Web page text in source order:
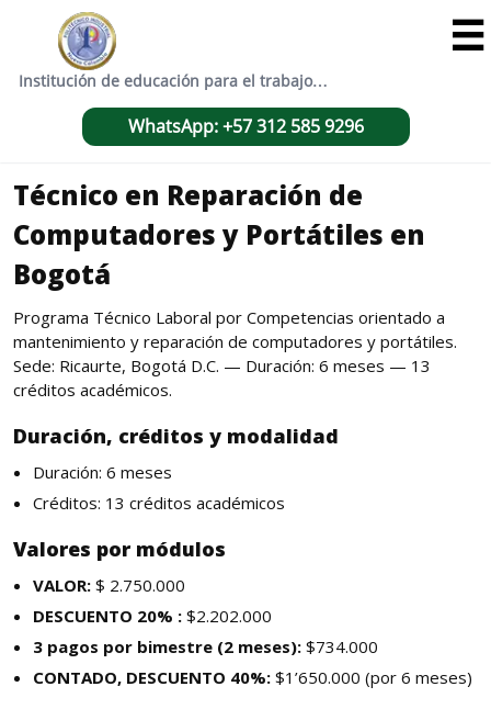

WhatsApp: +57 312 585 9296
Institución de educación para el trabajo…